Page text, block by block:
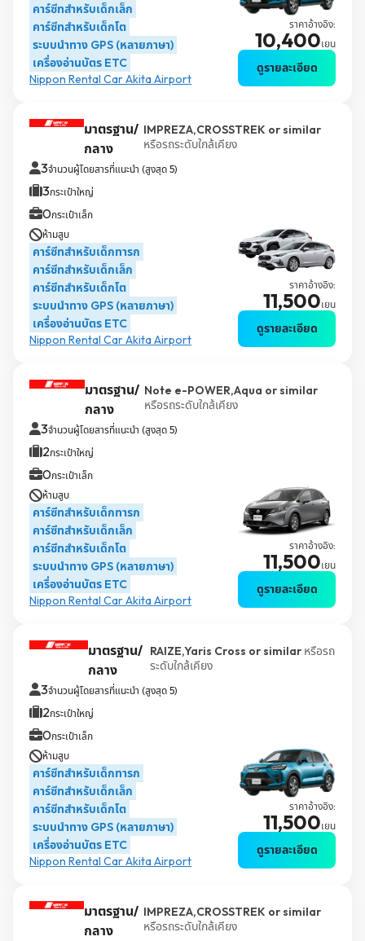
คาร์ซีทสำหรับเด็กเล็ก
คาร์ซีทสำหรับเด็กโต
ระบบนำทาง GPS (หลายภาษา)
เครื่องอ่านบัตร ETC
Nippon Rental Car Akita Airport
ราคาอ้างอิง:
10,400เยน
ดูรายละเอียด
มาตรฐาน/
กลาง
IMPREZA,CROSSTREK or similar
หรือรถระดับใกล้เคียง
3จำนวนผู้โดยสารที่แนะนำ (สูงสุด 5)
3กระเป๋าใหญ่
0กระเป๋าเล็ก
ห้ามสูบ
คาร์ซีทสำหรับเด็กทารก
คาร์ซีทสำหรับเด็กเล็ก
คาร์ซีทสำหรับเด็กโต
ระบบนำทาง GPS (หลายภาษา)
เครื่องอ่านบัตร ETC
Nippon Rental Car Akita Airport
ราคาอ้างอิง:
11,500เยน
ดูรายละเอียด
มาตรฐาน/
กลาง
Note e-POWER,Aqua or similar
หรือรถระดับใกล้เคียง
3จำนวนผู้โดยสารที่แนะนำ (สูงสุด 5)
2กระเป๋าใหญ่
0กระเป๋าเล็ก
ห้ามสูบ
คาร์ซีทสำหรับเด็กทารก
คาร์ซีทสำหรับเด็กเล็ก
คาร์ซีทสำหรับเด็กโต
ระบบนำทาง GPS (หลายภาษา)
เครื่องอ่านบัตร ETC
Nippon Rental Car Akita Airport
ราคาอ้างอิง:
11,500เยน
ดูรายละเอียด
มาตรฐาน/
กลาง
RAIZE,Yaris Cross or similar หรือรถ
ระดับใกล้เคียง
3จำนวนผู้โดยสารที่แนะนำ (สูงสุด 5)
2กระเป๋าใหญ่
0กระเป๋าเล็ก
ห้ามสูบ
คาร์ซีทสำหรับเด็กทารก
คาร์ซีทสำหรับเด็กเล็ก
คาร์ซีทสำหรับเด็กโต
ระบบนำทาง GPS (หลายภาษา)
เครื่องอ่านบัตร ETC
Nippon Rental Car Akita Airport
ราคาอ้างอิง:
11,500เยน
ดูรายละเอียด
มาตรฐาน/
กลาง
IMPREZA,CROSSTREK or similar
หรือรถระดับใกล้เคียง